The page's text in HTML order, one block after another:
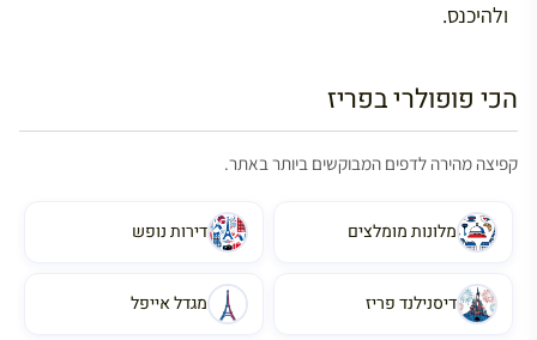
ולהיכנס.
הכי פופולרי בפריז
קפיצה מהירה לדפים המבוקשים ביותר באתר.
מלונות מומלצים דירות נופש
דיסנילנד פריז מגדל אייפל